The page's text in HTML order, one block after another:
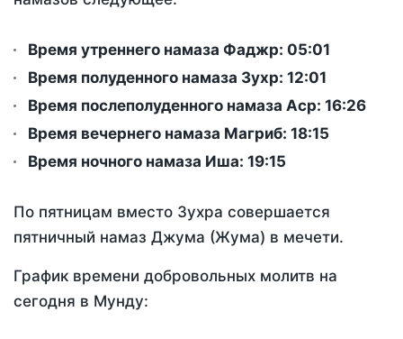
Время утреннего намаза Фаджр: 05:01
Время полуденного намаза Зухр: 12:01
Время послеполуденного намаза Аср: 16:26
Время вечернего намаза Магриб: 18:15
Время ночного намаза Иша: 19:15
По пятницам вместо Зухра совершается
пятничный намаз Джума (Жума) в мечети.
График времени добровольных молитв на
сегодня в Мунду: